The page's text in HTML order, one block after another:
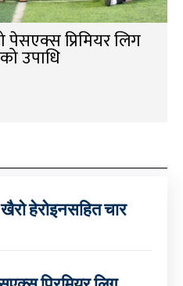
प्रिमियर लिग
उपाधि
हेरोइनसहित चार